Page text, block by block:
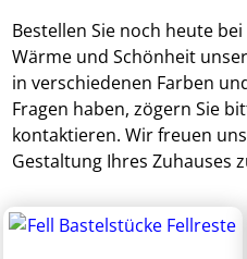
Bestellen Sie noch heute
Wärme und Schönheit
in verschiedenen Farben
Fragen haben, zögern Sie
kontaktieren. Wir freuen
Gestaltung Ihres Zuhauses